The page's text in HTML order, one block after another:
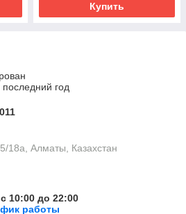
Купить
год
18а, Алматы, Казахстан
10:00 до 22:00
работы